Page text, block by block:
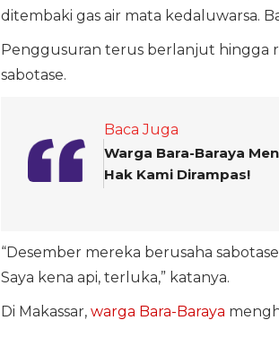
ditembaki gas air mata kedaluwarsa.
Penggusuran terus berlanjut hingga
sabotase.
Baca Juga
Warga Bara-Baraya
Hak Kami Dirampas!
“Desember mereka berusaha
Saya kena api, terluka,” katanya.
Di Makassar, warga Bara-Baraya